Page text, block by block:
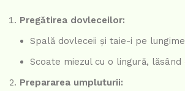
Pregătirea dovleceilor:
Spală dovleceii și taie-i pe
Scoate miezul cu o lingură,
Prepararea umpluturii: